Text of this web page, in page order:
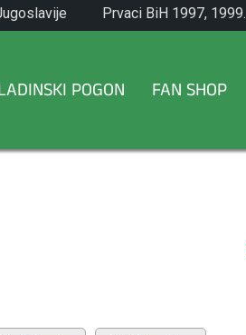
Prvaci BiH 1997, 1999.
POGON FAN SHOP